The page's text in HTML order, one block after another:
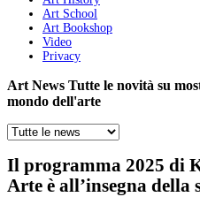
Art School
Art Bookshop
Video
Privacy
Art News Tutte le novità su
mondo dell'arte
Il programma 2025 di
Arte è all’insegna della